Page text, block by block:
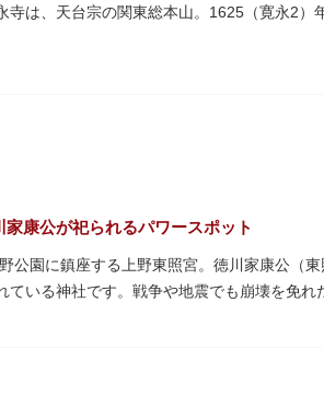
寺は、天台宗の関東総本山。1625（寛永2
も多く有し、歴史の重みを今に伝える寺院
された「月の松」は、浮世絵師歌川広重の
観は、絶好のフォトスポットとなっています。
いう山号は、東の「比叡山延暦寺」を意味
、御霊廟には6名の将軍が埋葬されています。
康公が祀られるパワースポット
公園に鎮座する上野東照宮。徳川家康公（
ている神社です。戦争や地震でも崩壊を免
絢爛な金色殿（社殿）などの建造物は、三